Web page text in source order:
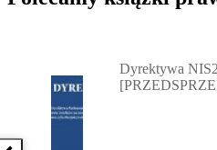
Dyrektywa